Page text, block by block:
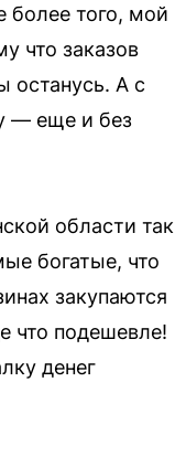
более того, мой
что заказов
останусь. А с
— еще и без
области так
богатые, что
закупаются
что подешевле!
денег